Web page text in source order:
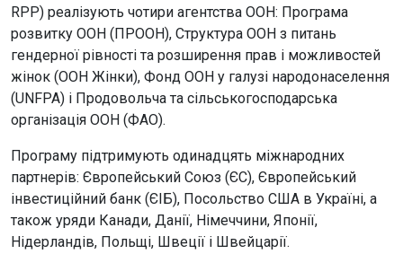
RPP) реалізують чотири агентства ООН: Програма
розвитку ООН (ПРООН), Структура ООН з питань
гендерної рівності та розширення прав і можливостей
жінок (ООН Жінки), Фонд ООН у галузі народонаселення
(UNFPA) і Продовольча та сільськогосподарська
організація ООН (ФАО).
Програму підтримують одинадцять міжнародних
партнерів: Європейський Союз (ЄС), Європейський
інвестиційний банк (ЄІБ), Посольство США в Україні, а
також уряди Канади, Данії, Німеччини, Японії,
Нідерландів, Польщі, Швеції і Швейцарії.